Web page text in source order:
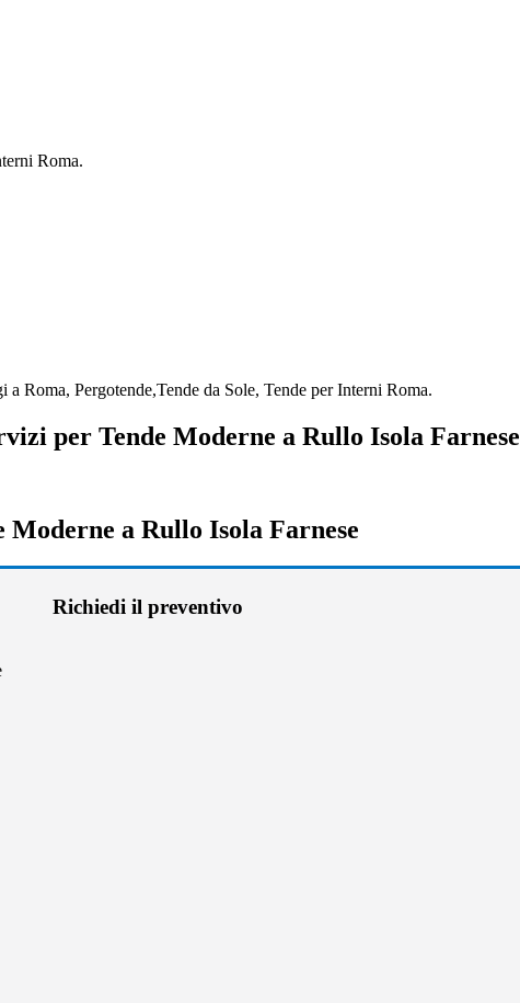
Roma.
Roma, Pergotende,Tende da Sole, Tende per Interni Roma.
per Tende Moderne a Rullo Isola Farnese
Moderne a Rullo Isola Farnese
Richiedi il preventivo